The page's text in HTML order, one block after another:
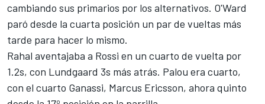
cambiando sus primarios por los alternativos. O'Ward
paró desde la cuarta posición un par de vueltas más
tarde para hacer lo mismo.
Rahal aventajaba a Rossi en un cuarto de vuelta por
1.2s, con Lundgaard 3s más atrás. Palou era cuarto,
con el cuarto Ganassi, Marcus Ericsson, ahora quinto